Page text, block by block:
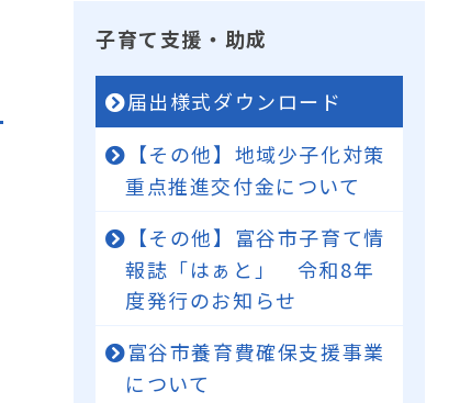
子育て支援・助成
届出様式ダウンロード
【その他】地域少子化対策
重点推進交付金について
【その他】富谷市子育て情
報誌「はぁと」 令和8年
度発行のお知らせ
富谷市養育費確保支援事業
について